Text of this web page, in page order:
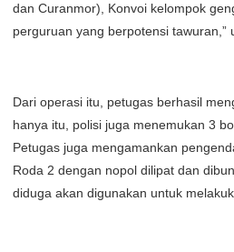
dan Curanmor), Konvoi kelompok
perguruan yang berpotensi tawuran,”
Dari operasi itu, petugas berhasil
hanya itu, polisi juga menemukan 3
Petugas juga mengamankan
Roda 2 dengan nopol dilipat dan
diduga akan digunakan untuk